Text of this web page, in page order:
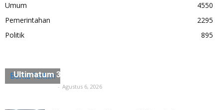
Umum
4550
Pemerintahan
2295
Politik
895
Berita Terkini
Ultimatum 3×24 Jam Harus Dikosongkan
- Agustus 6, 2026